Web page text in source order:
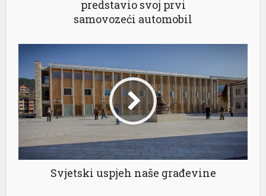
predstavio svoj prvi
samovozeći automobil
Svjetski uspjeh naše građevine